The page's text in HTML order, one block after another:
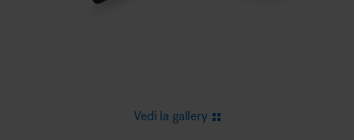
Vedi la gallery